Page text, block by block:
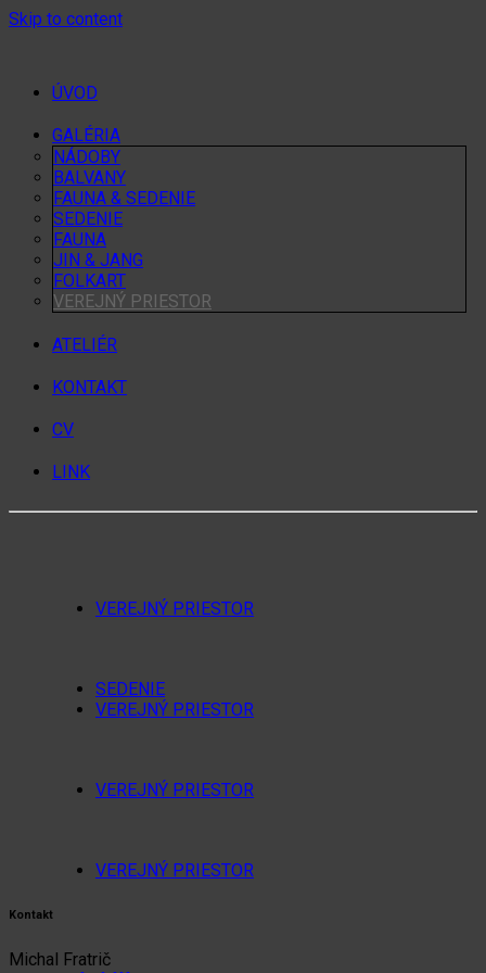
Skip to content
ÚVOD
GALÉRIA
NÁDOBY
BALVANY
FAUNA & SEDENIE
SEDENIE
FAUNA
JIN & JANG
FOLKART
VEREJNÝ PRIESTOR
ATELIÉR
KONTAKT
CV
LINK
VEREJNÝ PRIESTOR
SEDENIE
VEREJNÝ PRIESTOR
VEREJNÝ PRIESTOR
VEREJNÝ PRIESTOR
Kontakt
Michal Fratrič